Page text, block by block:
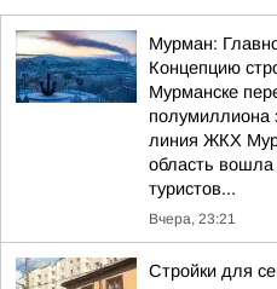
Мурман:
Концепцию
Мурманске
полумиллиона
линия ЖКХ
область
туристов...
Вчера, 23:21
Стройки для